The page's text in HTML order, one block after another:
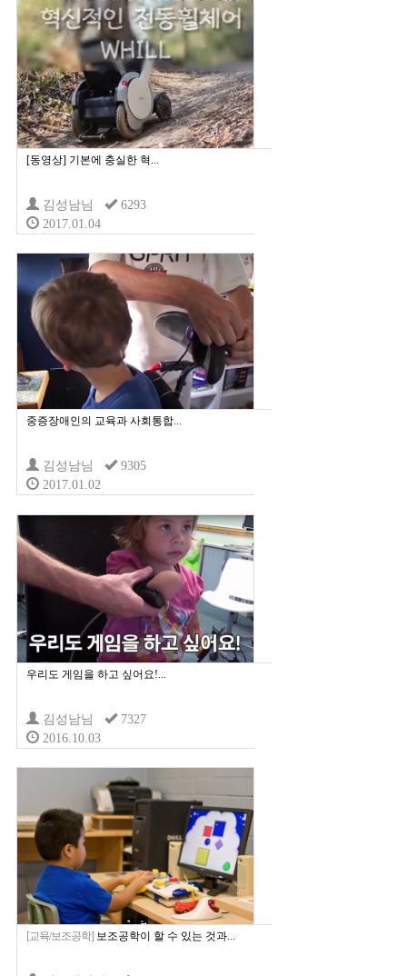
[동영상] 기본에 충실한 혁...
김성남님
6293
2017.01.04
중증장애인의 교육과 사회통합...
김성남님
9305
2017.01.02
우리도 게임을 하고 싶어요!...
김성남님
7327
2016.10.03
[교육/보조공학] 보조공학이 할 수 있는 것과...